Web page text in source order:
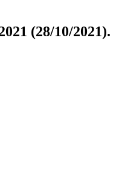
(28/10/2021).